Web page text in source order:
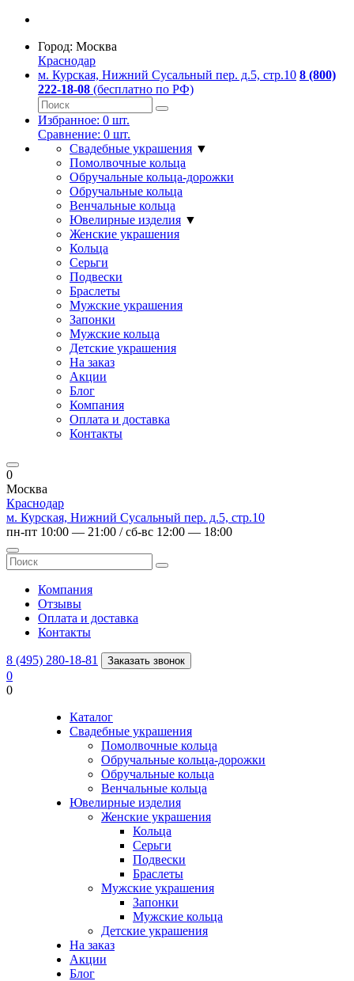
Город: Москва
Краснодар
м. Курская, Нижний Сусальный пер. д.5, стр.10 8 (800)
222-18-08 (бесплатно по РФ)
Избранное: 0 шт.
Сравнение: 0 шт.
Свадебные украшения ▼
Помолвочные кольца
Обручальные кольца-дорожки
Обручальные кольца
Венчальные кольца
Ювелирные изделия ▼
Женские украшения
Кольца
Серьги
Подвески
Браслеты
Мужские украшения
Запонки
Мужские кольца
Детские украшения
На заказ
Акции
Блог
Компания
Оплата и доставка
Контакты
0
Москва
Краснодар
м. Курская, Нижний Сусальный пер. д.5, стр.10
пн-пт 10:00 — 21:00 / сб-вс 12:00 — 18:00
Компания
Отзывы
Оплата и доставка
Контакты
8 (495) 280-18-81 Заказать звонок
0
0
Каталог
Свадебные украшения
Помолвочные кольца
Обручальные кольца-дорожки
Обручальные кольца
Венчальные кольца
Ювелирные изделия
Женские украшения
Кольца
Серьги
Подвески
Браслеты
Мужские украшения
Запонки
Мужские кольца
Детские украшения
На заказ
Акции
Блог